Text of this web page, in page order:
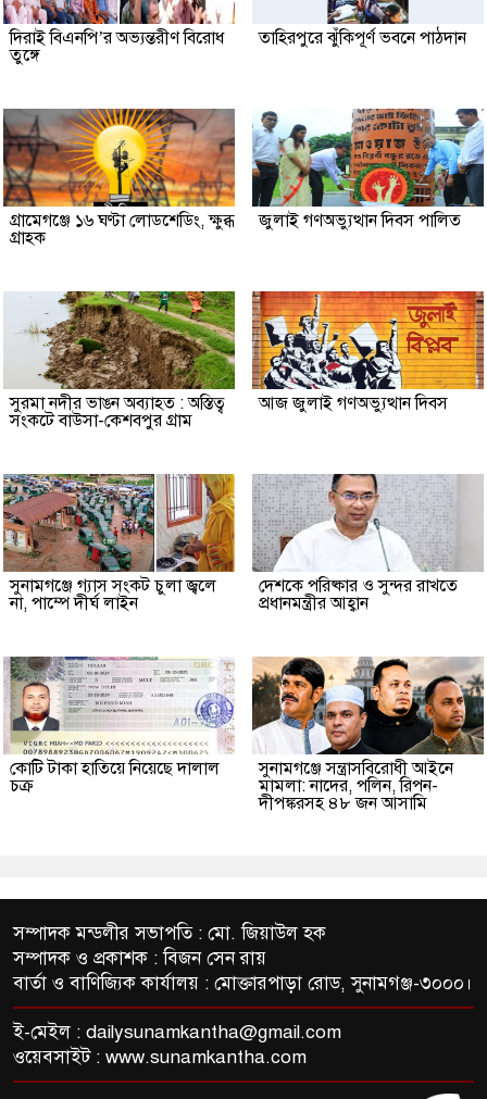
দিরাই বিএনপি’র অভ্যন্তরীণ বিরোধ
তুঙ্গে
তাহিরপুরে ঝুঁকিপূর্ণ ভবনে পাঠদান
গ্রামেগঞ্জে ১৬ ঘণ্টা লোডশেডিং, ক্ষুব্ধ
গ্রাহক
জুলাই গণঅভ্যুত্থান দিবস পালিত
সুরমা নদীর ভাঙন অব্যাহত : অস্তিত্ব
সংকটে বাউসা-কেশবপুর গ্রাম
আজ জুলাই গণঅভ্যুত্থান দিবস
সুনামগঞ্জে গ্যাস সংকট চুলা জ্বলে
না, পাম্পে দীর্ঘ লাইন
দেশকে পরিষ্কার ও সুন্দর রাখতে
প্রধানমন্ত্রীর আহ্বান
কোটি টাকা হাতিয়ে নিয়েছে দালাল
চক্র
‎সুনামগঞ্জে সন্ত্রাসবিরোধী আইনে
মামলা: নাদের, পলিন, রিপন-
দীপঙ্করসহ ৪৮ জন আসামি
সম্পাদক মন্ডলীর সভাপতি : মো. জিয়াউল হক
সম্পাদক ও প্রকাশক : বিজন সেন রায়
বার্তা ও বাণিজ্যিক কার্যালয় : মোক্তারপাড়া রোড, সুনামগঞ্জ-৩০০০।
ই-মেইল : dailysunamkantha@gmail.com
ওয়েবসাইট : www.sunamkantha.com